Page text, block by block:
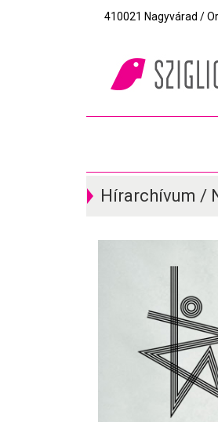
410021 Nagyvárad /
Hírarchívum /